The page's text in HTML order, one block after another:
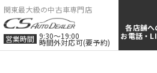
関東最大級の中古車専門店
営業時間 9:30〜19:00
時間外対応可(要予約)
各店舗へ
お電話・